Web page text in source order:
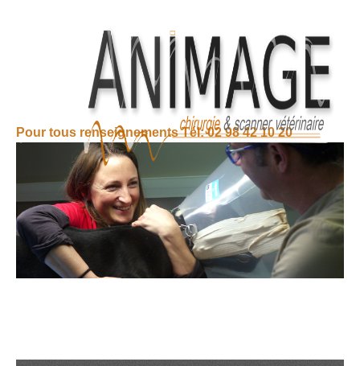
Pour tous renseignements Tél: 02 98 42 10 20